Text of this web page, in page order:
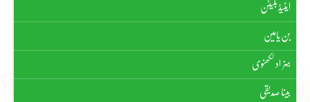
اینیڈ بلیٹن
بن یامین
بہزاد لکھنوی
بینا صدیقی